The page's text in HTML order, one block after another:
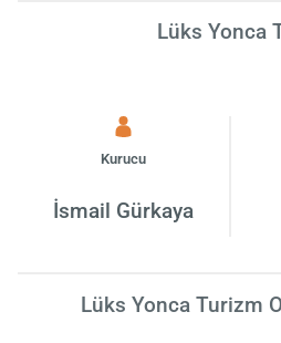
Lüks Yonca
Kurucu
İsmail Gürkaya
Lüks Yonca Turizm